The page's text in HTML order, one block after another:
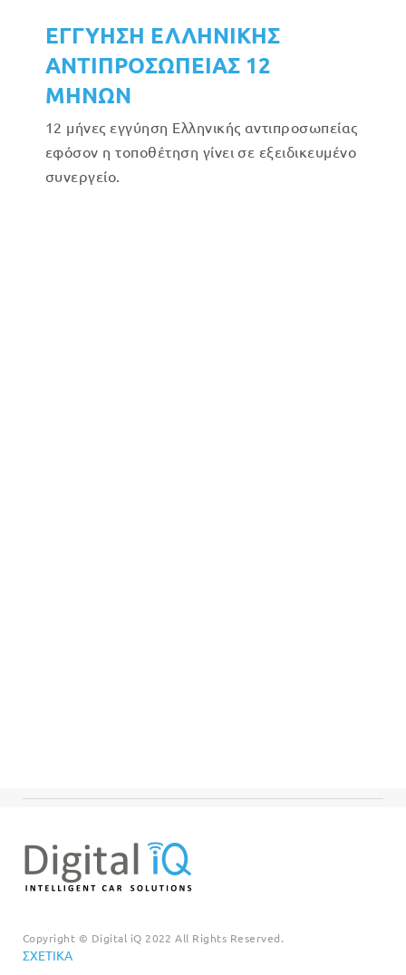
ΕΓΓΥΗΣΗ ΕΛΛΗΝΙΚΗΣ
ΑΝΤΙΠΡΟΣΩΠΕΙΑΣ 12
ΜΗΝΩΝ
12 μήνες εγγύηση Ελληνικής αντιπροσωπείας
εφόσον η τοποθέτηση γίνει σε εξειδικευμένο
συνεργείο.
Copyright © Digital iQ 2022 All Rights Reserved.
ΣΧΕΤΙΚΆ